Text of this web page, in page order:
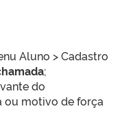
Aluno > Cadastro
;
do
ou motivo de força